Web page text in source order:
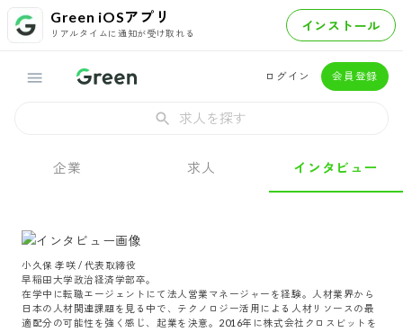
Green iOSアプリ
リアルタイムに通知が受け取れる インストール
ログイン 会員登録
求人を探す
企業 求人 インタビュー
小久保 孝咲 / 代表取締役
早稲田大学政治経済学部卒。
在学中に転職エージェントにて法人営業マネージャーを経験。人材業界から
日本の人材関連課題を見る中で、テクノロジー活用による人材リソースの最
適配分の可能性を強く感じ、起業を決意。2016年に株式会社クロスビットを